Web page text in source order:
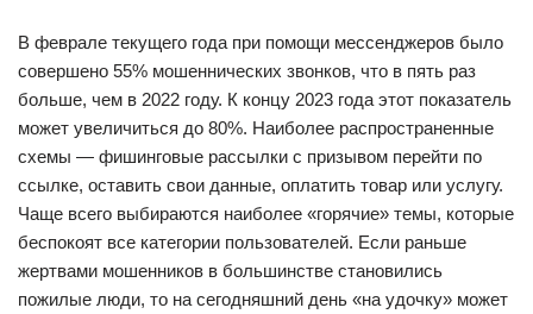
В феврале текущего года при помощи мессенджеров было
совершено 55% мошеннических звонков, что в пять раз
больше, чем в 2022 году. К концу 2023 года этот показатель
может увеличиться до 80%. Наиболее распространенные
схемы — фишинговые рассылки с призывом перейти по
ссылке, оставить свои данные, оплатить товар или услугу.
Чаще всего выбираются наиболее «горячие» темы, которые
беспокоят все категории пользователей. Если раньше
жертвами мошенников в большинстве становились
пожилые люди, то на сегодняшний день «на удочку» может